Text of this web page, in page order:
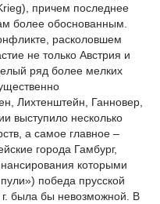
причем последнее
более обоснованным.
расколовшем
не только Австрия и
ряд более мелких
Лихтенштейн, Ганновер,
выступило несколько
а самое главное –
города Гамбург,
которыми
победа прусской
г. была бы невозможной. В